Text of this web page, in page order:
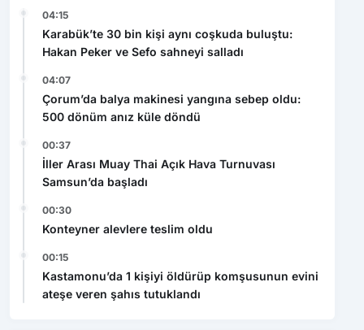
04:15
Karabük’te 30 bin kişi aynı coşkuda buluştu:
Hakan Peker ve Sefo sahneyi salladı
04:07
Çorum’da balya makinesi yangına sebep oldu:
500 dönüm anız küle döndü
00:37
İller Arası Muay Thai Açık Hava Turnuvası
Samsun’da başladı
00:30
Konteyner alevlere teslim oldu
00:15
Kastamonu’da 1 kişiyi öldürüp komşusunun evini
ateşe veren şahıs tutuklandı